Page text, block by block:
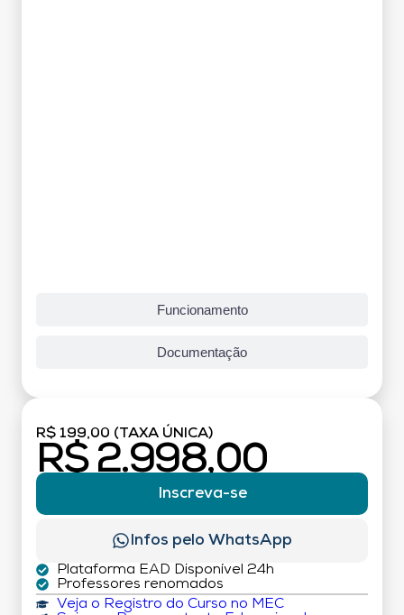
Funcionamento
Documentação
R$ 199,00 (TAXA ÚNICA)
R$ 2.998,00
Inscreva-se
Infos pelo WhatsApp
Plataforma EAD Disponível 24h
Professores renomados
Veja o Registro do Curso no MEC